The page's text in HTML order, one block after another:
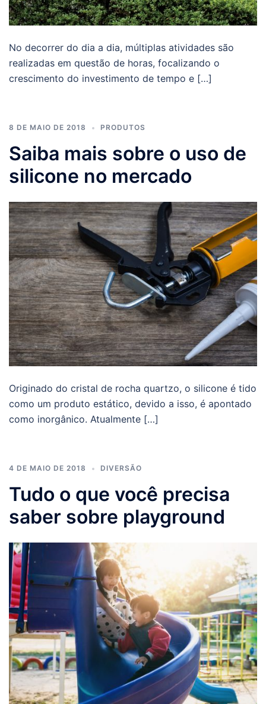
No decorrer do dia a dia, múltiplas atividades são
realizadas em questão de horas, focalizando o
crescimento do investimento de tempo e […]
8 DE MAIO DE 2018 PRODUTOS
Saiba mais sobre o uso de
silicone no mercado
Originado do cristal de rocha quartzo, o silicone é tido
como um produto estático, devido a isso, é apontado
como inorgânico. Atualmente […]
4 DE MAIO DE 2018 DIVERSÃO
Tudo o que você precisa
saber sobre playground